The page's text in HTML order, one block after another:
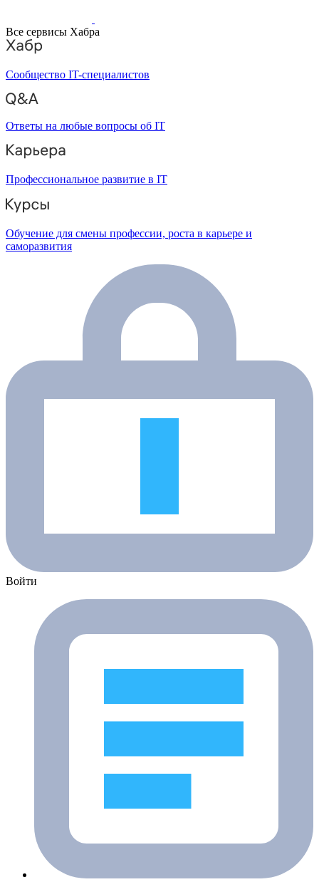
Все сервисы Хабра
Сообщество IT-специалистов
Ответы на любые вопросы об IT
Профессиональное развитие в IT
Обучение для смены профессии, роста в карьере и
саморазвития
Войти